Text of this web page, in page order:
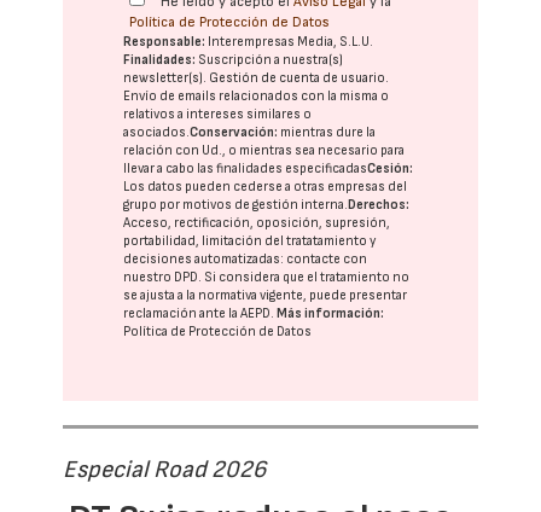
Política de Protección de Datos
Responsable: Interempresas Media, S.L.U.
Finalidades: Suscripción a nuestra(s)
newsletter(s). Gestión de cuenta de usuario.
Envío de emails relacionados con la misma o
relativos a intereses similares o
asociados.Conservación: mientras dure la
relación con Ud., o mientras sea necesario para
llevar a cabo las finalidades especificadasCesión:
Los datos pueden cederse a otras empresas del
grupo por motivos de gestión interna.Derechos:
Acceso, rectificación, oposición, supresión,
portabilidad, limitación del tratatamiento y
decisiones automatizadas: contacte con
nuestro DPD. Si considera que el tratamiento no
se ajusta a la normativa vigente, puede presentar
reclamación ante laAEPD.Más información:
Política de Protección de Datos
Especial Road 2026